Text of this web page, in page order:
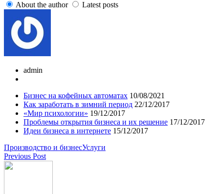
About the author Latest posts
admin
Бизнес на кофейных автоматах 10/08/2021
Как заработать в зимний период 22/12/2017
«Мир психологии» 19/12/2017
Проблемы открытия бизнеса и их решение 17/12/2017
Идеи бизнеса в интернете 15/12/2017
Производство и бизнесУслуги
Previous Post